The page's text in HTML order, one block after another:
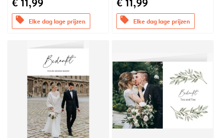
offers Elke dag lage prijzen offers Elke dag lage prijzen